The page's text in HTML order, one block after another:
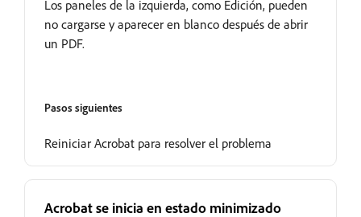
Los paneles de la izquierda, como Edición, pueden
no cargarse y aparecer en blanco después de abrir
un PDF.
Pasos siguientes
Reiniciar Acrobat para resolver el problema
Acrobat se inicia en estado minimizado